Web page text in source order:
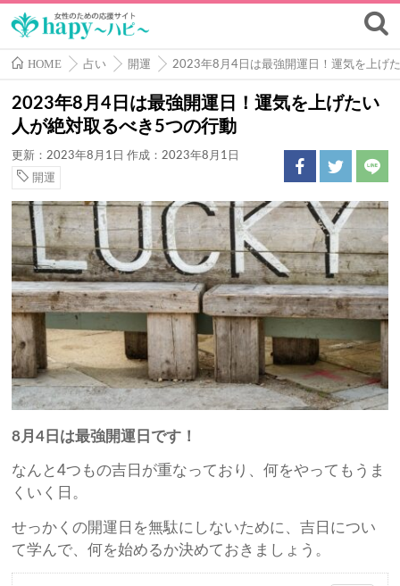
HOME 占い 開運 2023年8月4日は最強開運日！運気を上げ
2023年8月4日は最強開運日！運気を上げたい
人が絶対取るべき5つの行動
更新：2023年8月1日 作成：2023年8月1日
開運
8月4日は最強開運日です！
なんと4つもの吉日が重なっており、何をやってもうま
くいく日。
せっかくの開運日を無駄にしないために、吉日につい
て学んで、何を始めるか決めておきましょう。